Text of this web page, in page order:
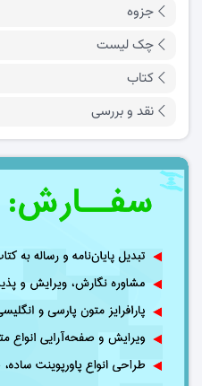
جزوه
چک لیست
کتاب
نقد و بررسی